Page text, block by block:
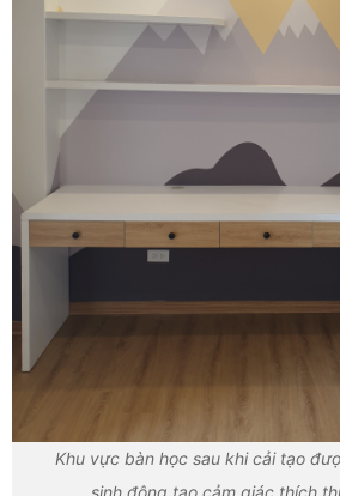
Khu vực bàn học sau khi cải tạo
sinh động tạo cảm giác thích